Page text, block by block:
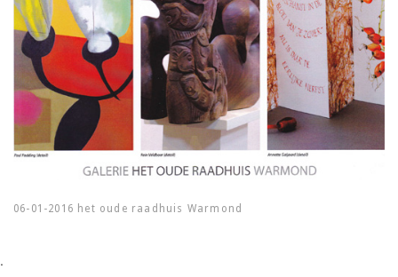
06-01-2016 het oude raadhuis Warmond
.